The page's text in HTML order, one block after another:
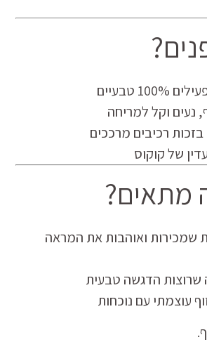
טבעיים
נעים וקל למריחה
רכיבים מרככים
של קוקוס
מתאים?
שמכירות ואוהבות את המראה
שרוצות הדגשה טבעית
עוצמתי עם נוכחות